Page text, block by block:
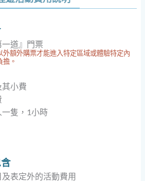
道』門票
外額外購票才能進入特定區域或體驗特定內
。
小費
隻，1小時
表定外的活動費用